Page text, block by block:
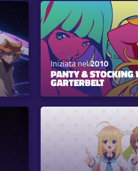
Iniziata nel2010
PANTY & STOCKING
GARTERBELT